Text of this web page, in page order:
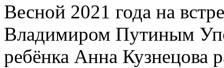
Весной 2021 года на
Владимиром Путиным
ребёнка Анна Кузнецова